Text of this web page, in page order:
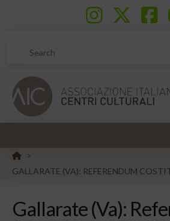
Search
HOME
>
GALLARATE (VA): REFERENDUM
Gallarate (Va):